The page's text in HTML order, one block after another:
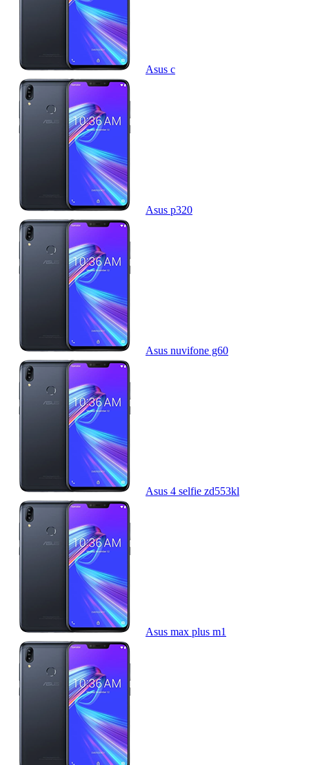
Asus c
Asus p320
Asus nuvifone g60
Asus 4 selfie zd553kl
Asus max plus m1